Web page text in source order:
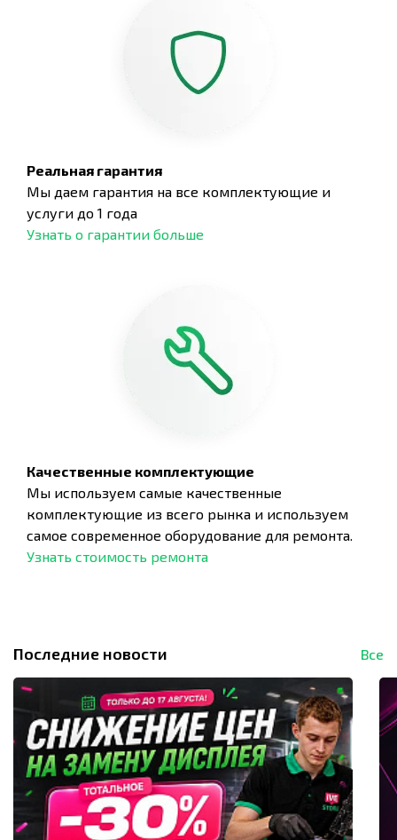
Реальная гарантия
Мы даем гарантия на все комплектующие и
услуги до 1 года
Узнать о гарантии больше
Качественные комплектующие
Мы используем самые качественные
комплектующие из всего рынка и используем
самое современное оборудование для ремонта.
Узнать стоимость ремонта
Последние новости Все